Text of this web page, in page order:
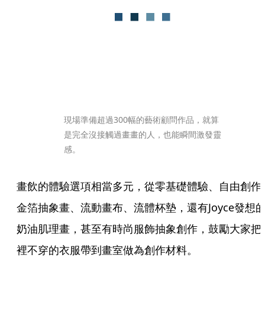
現場準備超過300幅的藝術顧問作品，就算
是完全沒接觸過畫畫的人，也能瞬間激發靈
感。
畫飲的體驗選項相當多元，從零基礎體驗、自由創作
金箔抽象畫、流動畫布、流體杯墊，還有Joyce發想
奶油肌理畫，甚至有時尚服飾抽象創作，鼓勵大家把
裡不穿的衣服帶到畫室做為創作材料。